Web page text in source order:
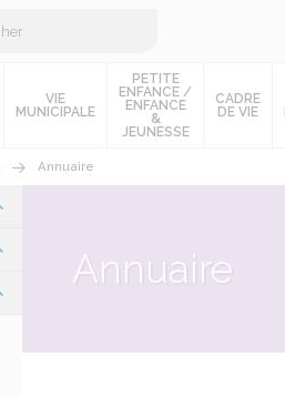
VIE
MUNICIPALE
PETITE
ENFANCE /
ENFANCE
&
JEUNESSE
CADRE
DE VIE
Annuaire
Annuaire